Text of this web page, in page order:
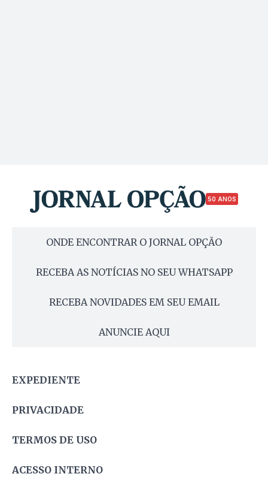
50 ANOS
ONDE ENCONTRAR O JORNAL OPÇÃO
RECEBA AS NOTÍCIAS NO SEU WHATSAPP
RECEBA NOVIDADES EM SEU EMAIL
ANUNCIE AQUI
EXPEDIENTE
PRIVACIDADE
TERMOS DE USO
ACESSO INTERNO